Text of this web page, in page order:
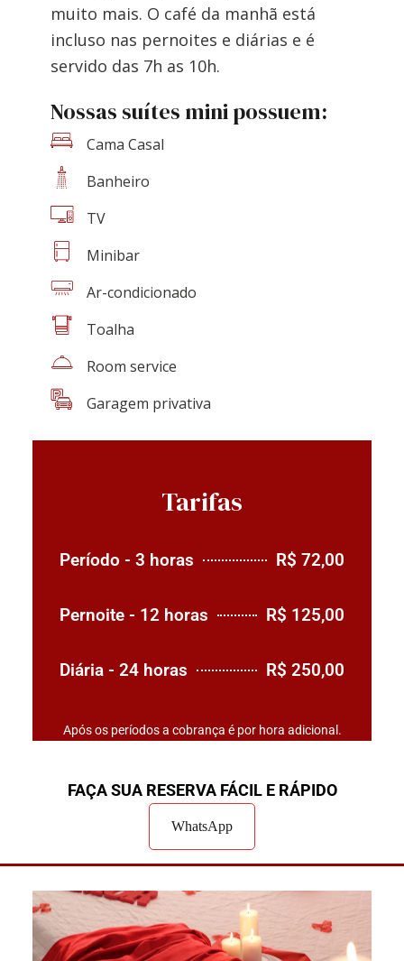
muito mais. O café da manhã está
incluso nas pernoites e diárias e é
servido das 7h as 10h.
Nossas suítes mini possuem:
Cama Casal
Banheiro
TV
Minibar
Ar-condicionado
Toalha
Room service
Garagem privativa
Tarifas
Período - 3 horas R$ 72,00
Pernoite - 12 horas R$ 125,00
Diária - 24 horas R$ 250,00
Após os períodos a cobrança é por hora adicional.
FAÇA SUA RESERVA FÁCIL E RÁPIDO
WhatsApp